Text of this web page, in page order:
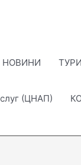
НОВИНИ
(ЦНАП)